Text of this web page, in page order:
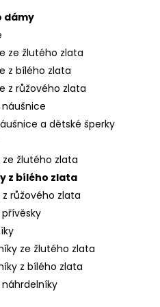
dámy
ze žlutého zlata
z bílého zlata
z růžového zlata
a dětské šperky
ze žlutého zlata
z bílého zlata
z růžového zlata
ze žlutého zlata
z bílého zlata